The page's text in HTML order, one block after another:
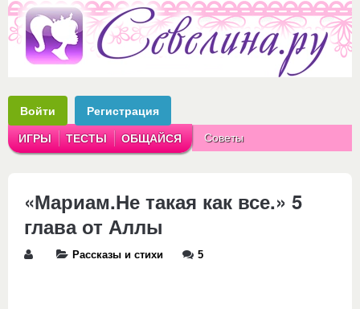
Войти Регистрация
ИГРЫ ТЕСТЫ ОБЩАЙСЯ Советы
«Мариам.Не такая как все.» 5
глава от Аллы
Рассказы и стихи 5